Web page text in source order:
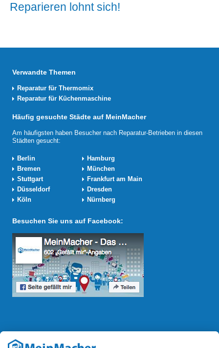
Reparieren lohnt sich!
Verwandte Themen
Reparatur für Thermomix
Reparatur für Küchenmaschine
Häufig gesuchte Städte auf MeinMacher
Am häufigsten haben Besucher nach Reparatur-Betrieben in diesen
Städten gesucht:
Berlin
Hamburg
Bremen
München
Stuttgart
Frankfurt am Main
Düsseldorf
Dresden
Köln
Nürnberg
Besuchen Sie uns auf Facebook:
Reparatur Revolution